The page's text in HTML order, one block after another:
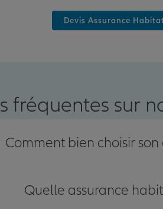
Devis Assurance
fréquentes sur
Comment bien choisir
Quelle assurance